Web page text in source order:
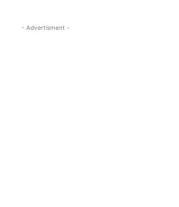
- Advertisment -